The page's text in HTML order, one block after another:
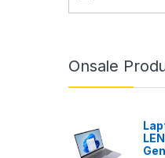
Onsale